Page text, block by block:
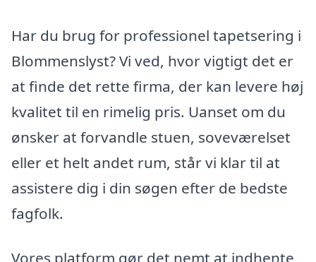
Har du brug for professionel tapetsering i
Blommenslyst? Vi ved, hvor vigtigt det er
at finde det rette firma, der kan levere høj
kvalitet til en rimelig pris. Uanset om du
ønsker at forvandle stuen, soveværelset
eller et helt andet rum, står vi klar til at
assistere dig i din søgen efter de bedste
fagfolk.